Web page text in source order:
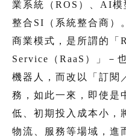
業系統（ROS）、AI
整合SI（系統整合商）
商業模式，是所謂的「
Service（RaaS）」－
機器人，而改以「訂閱
務，如此一來，即使是
低、初期投入成本小，
物流、服務等場域，進